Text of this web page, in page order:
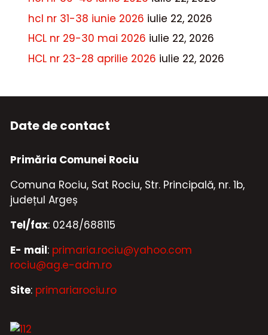
hcl nr 31-38 iunie 2026 iulie 22, 2026
HCL nr 29-30 mai 2026 iulie 22, 2026
HCL nr 23-28 aprilie 2026 iulie 22, 2026
Date de contact
Primăria Comunei Rociu
Comuna Rociu, Sat Rociu, Str. Principală, nr. 1b,
județul Argeș
Tel/fax: 0248/688115
E- mail: primaria.rociu@yahoo.com
rociu@ag.e-adm.ro
Site: primariarociu.ro